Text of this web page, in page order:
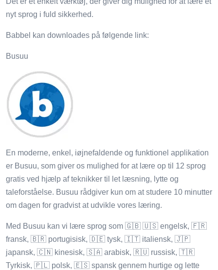
nyt sprog i fuld sikkerhed.
Babbel kan downloades på følgende link:
Busuu
En moderne, enkel, iøjnefaldende og funktionel applikation
er Busuu, som giver os mulighed for at lære op til 12 sprog
gratis ved hjælp af teknikker til let læsning, lytte og
taleforståelse. Busuu rådgiver kun om at studere 10 minutter
om dagen for gradvist at udvikle vores læring.
Med Busuu kan vi lære sprog som 🇬🇧 🇺🇸 engelsk, 🇫🇷
fransk, 🇧🇷 portugisisk, 🇩🇪 tysk, 🇮🇹 italiensk, 🇯🇵
japansk, 🇨🇳 kinesisk, 🇸🇦 arabisk, 🇷🇺 russisk, 🇹🇷
Tyrkisk, 🇵🇱 polsk, 🇪🇸 spansk gennem hurtige og lette